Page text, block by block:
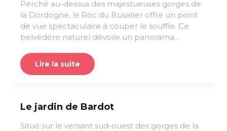
Perché au-dessus des majestueuses gorges de
la Dordogne, le Roc du Busatier offre un point
de vue spectaculaire à couper le souffle. Ce
belvédère naturel dévoile un panorama...
Lire la suite
Le jardin de Bardot
Situé sur le versant sud-ouest des gorges de la